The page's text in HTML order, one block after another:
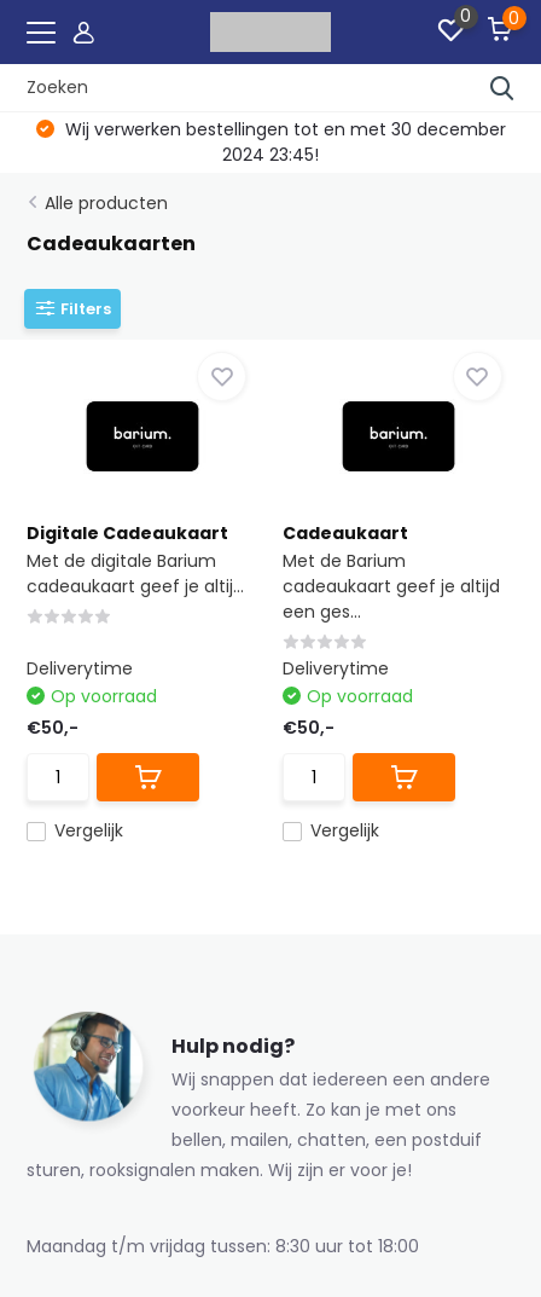
0 0
Wij verwerken bestellingen tot en met 30 december
2024 23:45!
Alle producten
Cadeaukaarten
Filters
Digitale Cadeaukaart
Met de digitale Barium
cadeaukaart geef je altij...
Vergelijk
Deliverytime
Op voorraad
€50,-
Cadeaukaart
Met de Barium
cadeaukaart geef je altijd
een ges...
Vergelijk
Deliverytime
Op voorraad
€50,-
Hulp nodig?
Wij snappen dat iedereen een andere
voorkeur heeft. Zo kan je met ons
bellen, mailen, chatten, een postduif
sturen, rooksignalen maken. Wij zijn er voor je!
Maandag t/m vrijdag tussen: 8:30 uur tot 18:00